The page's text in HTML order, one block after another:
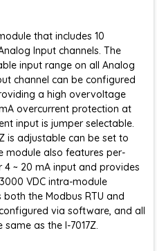
that includes 10
Input channels. The
input range on all Analog
channel can be configured
a high overvoltage
overcurrent protection at
input is jumper selectable.
is adjustable can be set to
module also features per-
~ 20 mA input and provides
VDC intra-module
both the Modbus RTU and
via software, and all
as the I-7017Z.